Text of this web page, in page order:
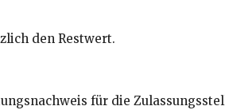
den Restwert.
für die